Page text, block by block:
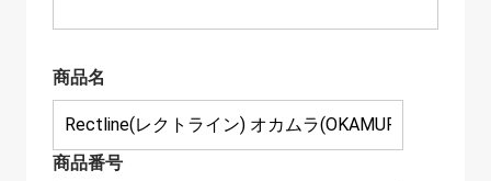
商品名
商品番号